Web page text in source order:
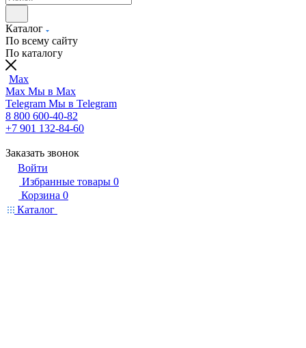
Каталог
По всему сайту
По каталогу
Max
Max Мы в Max
Telegram Мы в Telegram
8 800 600-40-82
+7 901 132-84-60
Заказать звонок
Войти
Избранные товары 0
Корзина 0
Каталог